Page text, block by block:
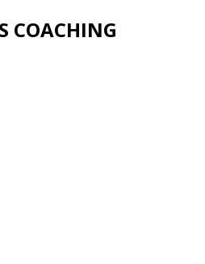
COACHING